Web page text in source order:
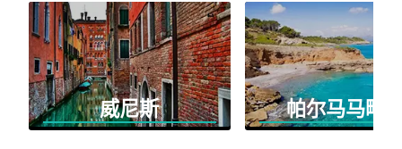
威尼斯 帕尔马马略